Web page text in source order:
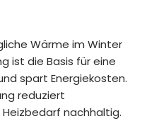
Wärme im Winter
ist die Basis für eine
spart Energiekosten.
reduziert
nachhaltig.